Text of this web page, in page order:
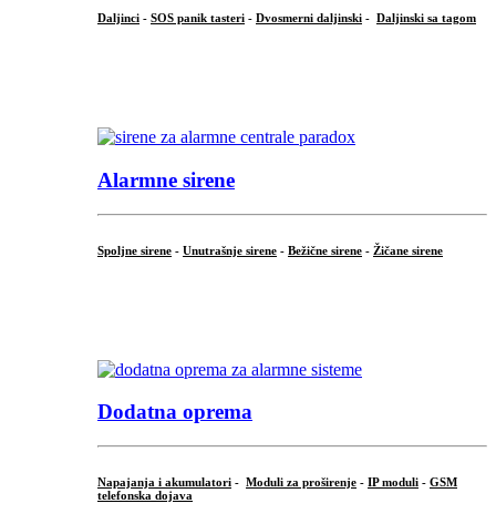
Daljinci - SOS panik tasteri - Dvosmerni daljinski - Daljinski sa tagom
Alarmne sirene
Spoljne sirene - Unutrašnje sirene - Bežične sirene - Žičane sirene
Dodatna oprema
Napajanja i akumulatori - Moduli za proširenje - IP moduli - GSM
telefonska dojava